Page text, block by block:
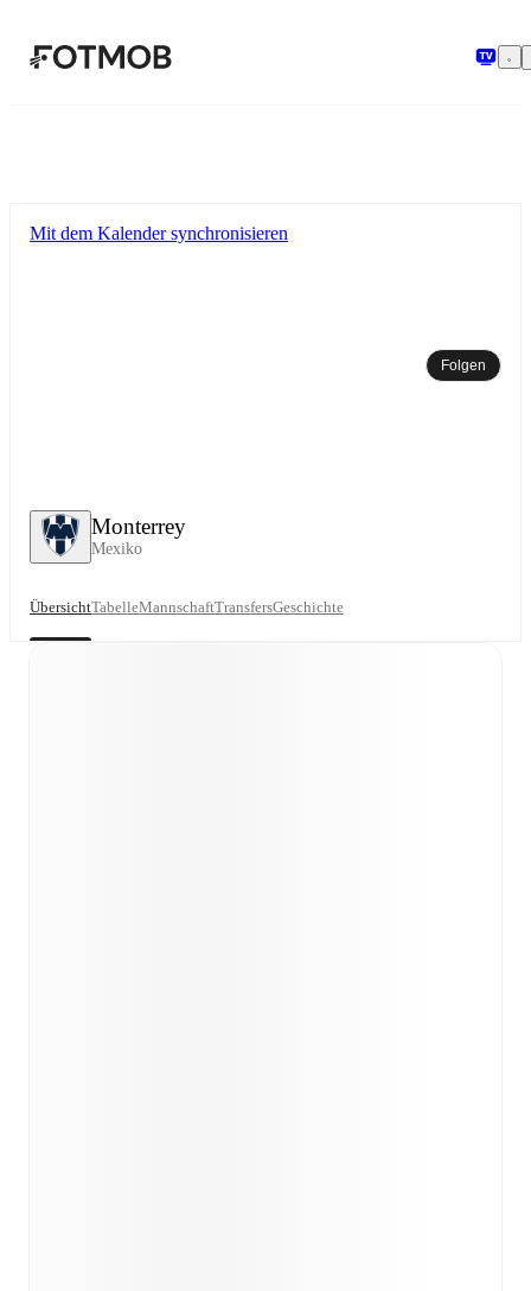
Monterrey
Mexiko
Mit dem Kalender synchronisieren
Folgen
ÜbersichtTabelleMannschaftTransfersGeschichte